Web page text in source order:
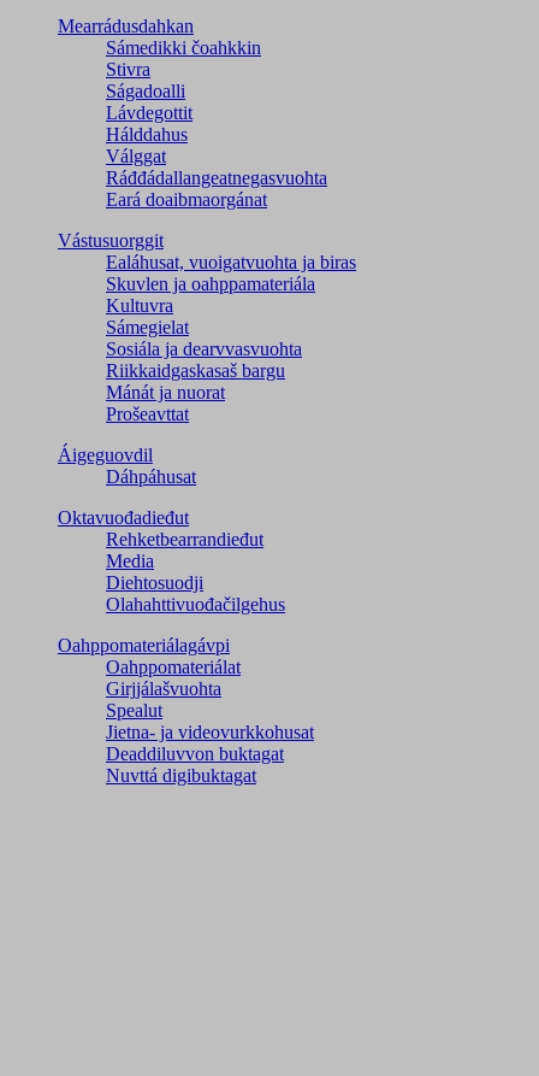
Mearrádusdahkan
Sámedikki čoahkkin
Stivra
Ságadoalli
Lávdegottit
Hálddahus
Válggat
Ráđđádallangeatnegas­vuohta
Eará doaibmaorgánat
Vástusuorggit
Ealáhusat, vuoigatvuohta ja biras
Skuvlen ja oahppamateriála
Kultuvra
Sámegielat
Sosiála ja dearvvasvuohta
Riikkaidgaskasaš bargu
Mánát ja nuorat
Prošeavttat
Áigeguovdil
Dáhpáhusat
Oktavuođadieđut
Rehketbearrandieđut
Media
Diehtosuodji
Olahahttivuođačilgehus
Oahppomateriálagávpi
Oahppomateriálat
Girjjálašvuohta
Spealut
Jietna- ja videovurkkohusat
Deaddiluvvon buktagat
Nuvttá digibuktagat